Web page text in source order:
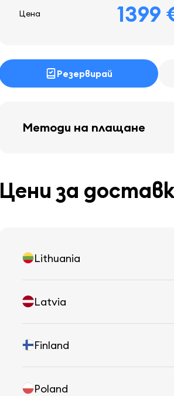
Цена 1399
Резервирай
Методи на плащане
Цени за
Lithuania
Latvia
Finland
Poland